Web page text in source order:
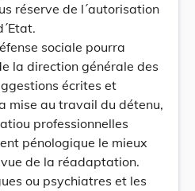
réserve de l´autorisation
sociale pourra
la direction générale des
écrites et
mise au travail du détenu,
professionnelles
pénologique le mieux
de la réadaptation.
ou psychiatres et les